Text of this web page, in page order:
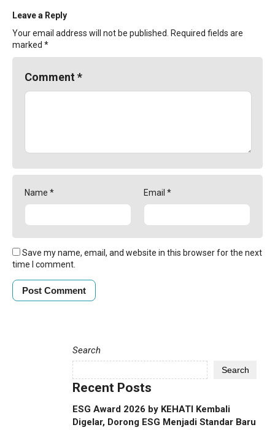
Leave a Reply
Your email address will not be published. Required fields are
marked *
Comment *
Name * Email *
Save my name, email, and website in this browser for the next
time I comment.
Search
Search
Recent Posts
ESG Award 2026 by KEHATI Kembali
Digelar, Dorong ESG Menjadi Standar Baru